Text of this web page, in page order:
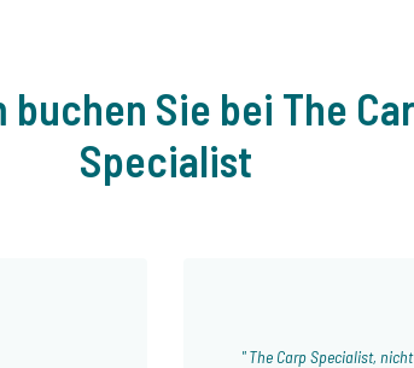
buchen Sie bei The
Specialist
The Carp Specialist,